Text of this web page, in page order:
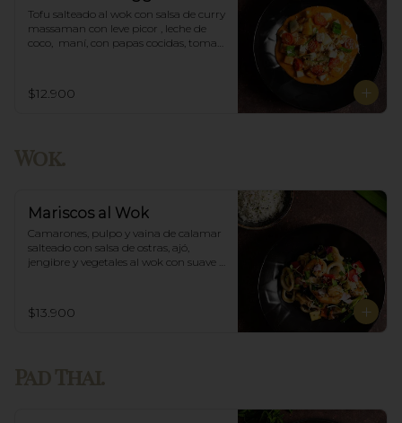
Tofu salteado al wok con salsa de curry
massaman con leve picor , leche de
coco,  maní, con papas cocidas, tomate
$12.900
Mariscos al Wok
Camarones, pulpo y vaina de calamar
salteado con salsa de ostras, ajó,
jengibre y vegetales al wok con suave
$13.900